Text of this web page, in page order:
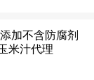
加不含防腐剂
米汁代理